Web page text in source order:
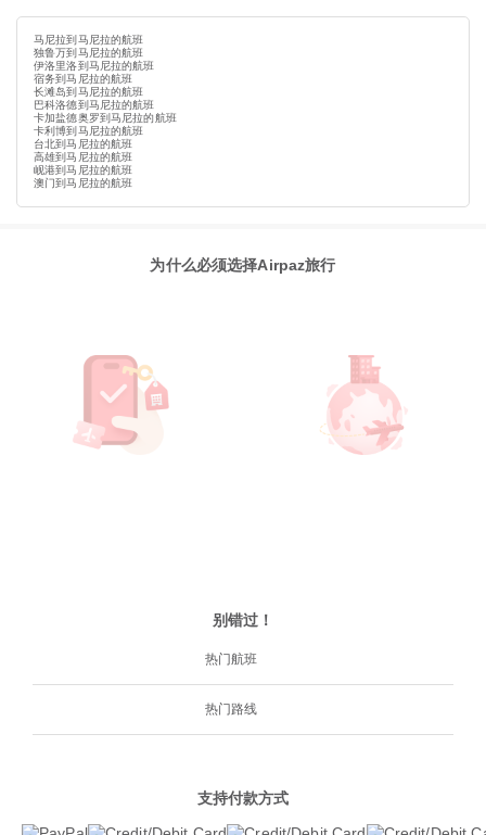
马尼拉到马尼拉的航班
独鲁万到马尼拉的航班
伊洛里洛到马尼拉的航班
宿务到马尼拉的航班
长滩岛到马尼拉的航班
巴科洛德到马尼拉的航班
卡加盐德奥罗到马尼拉的航班
卡利博到马尼拉的航班
台北到马尼拉的航班
高雄到马尼拉的航班
岘港到马尼拉的航班
澳门到马尼拉的航班
为什么必须选择Airpaz旅行
别错过！
热门航班
热门路线
支持付款方式